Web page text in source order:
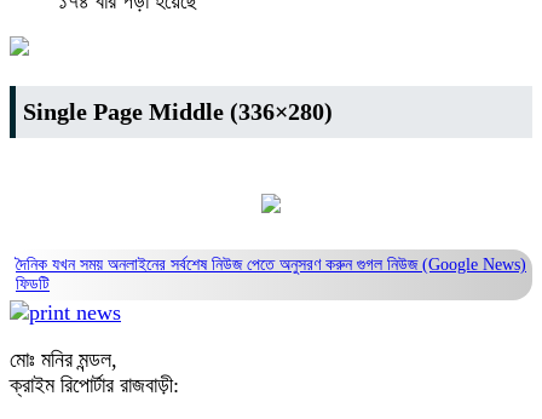
Single Page Middle (336×280)
দৈনিক যখন সময় অনলাইনের সর্বশেষ নিউজ পেতে অনুসরণ করুন গুগল নিউজ (Google News)
ফিডটি
মোঃ মনির মন্ডল,
ক্রাইম রিপোর্টার রাজবাড়ী: